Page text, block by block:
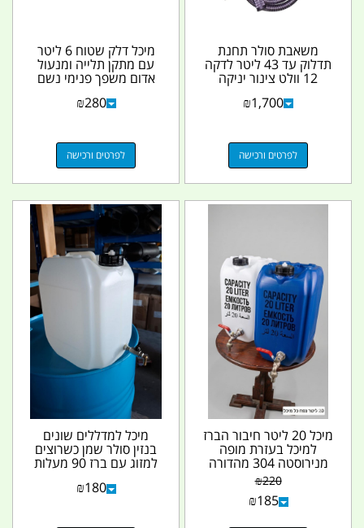
משאבת סולר תחנת
תדלוק עד 43 ליטר לדקה
12 וולט צינור יניקה
₪1,700
לפרטים ורכישה
מיכל דלק שטוח 6 ליטר
עם מתקן תלייה ומנעול
אדום משפך פנימי נשם
מיכל תיקני להובלת...
₪280
לפרטים ורכישה
מיכל 20 ליטר חיבור הברז
למיכל בעזרת מופה
מנירוסטה 304 מהדורה
מיוחדת עם נשם...
₪220
₪185
מיכל למדללים שונים
בנזין סולר שמן כשרוצים
למזוג עם ברז 90 מעלות
₪180